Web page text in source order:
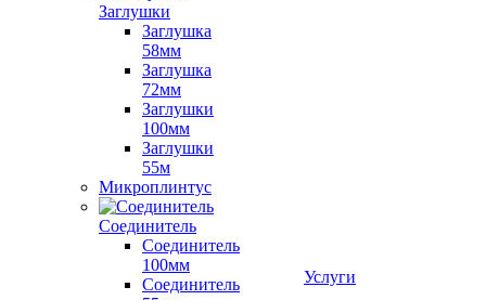
Заглушки
Заглушка
58мм
Заглушка
72мм
Заглушки
100мм
Заглушки
55м
Микроплинтус
Соединитель
Соединитель
100мм
Соединитель
Услуги